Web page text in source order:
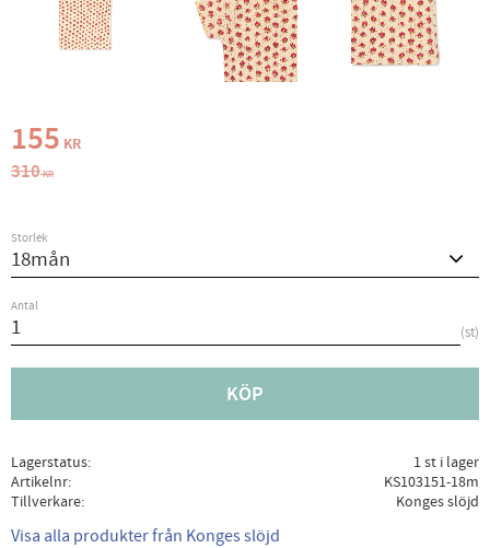
Nedsatt pris:
155 KR
Ordinarie pris:
310KR
Storlek
Antal
st
KÖP
Lagerstatus
1 st i lager
Artikelnr
KS103151-18m
Tillverkare
Konges slöjd
Visa alla produkter från Konges slöjd